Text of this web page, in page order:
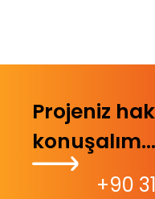
Projeniz
konuşalım...
+90